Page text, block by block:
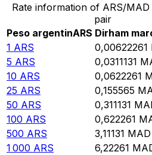
Rate information of ARS/
pair
Peso argentinARS Dirham
1 ARS 0,00622261
5 ARS 0,0311131
10 ARS 0,0622261
25 ARS 0,155565
50 ARS 0,311131
100 ARS 0,622261
500 ARS 3,11131 MAD
1 000 ARS 6,22261